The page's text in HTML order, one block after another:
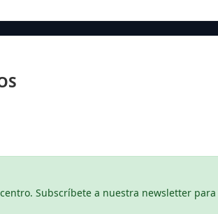
Subscríbete a nuestra newsletter